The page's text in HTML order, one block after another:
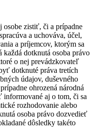
osobe zistiť, či a prípadne
a uchováva, účel,
a príjemcov, ktorým sa
každá dotknutá osoba právo
o nej prevádzkovateľ
dotknuté práva tretích
údajov, duševného
ohrozená národná
aj o tom, či sa
rozhodovanie alebo
osoba právo dozvedieť
dôsledky takéto